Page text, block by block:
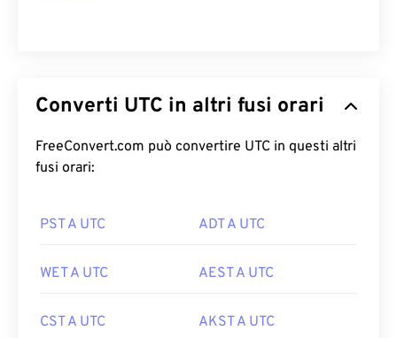
Converti UTC in altri fusi orari
FreeConvert.com può convertire UTC in questi altri
fusi orari:
PST A UTC ADT A UTC
WET A UTC AEST A UTC
CST A UTC AKST A UTC